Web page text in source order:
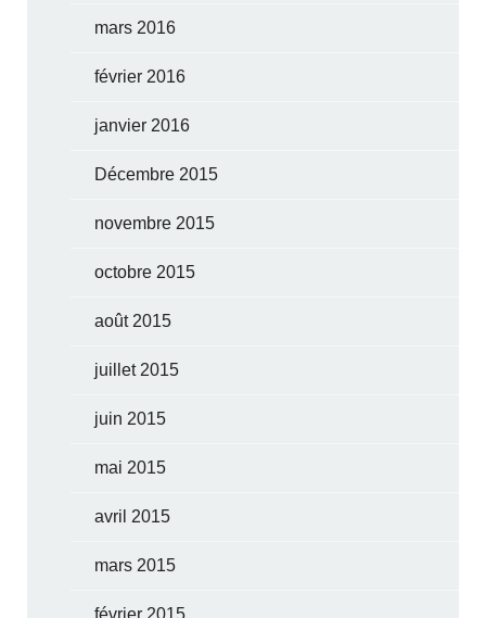
mars 2016
février 2016
janvier 2016
Décembre 2015
novembre 2015
octobre 2015
août 2015
juillet 2015
juin 2015
mai 2015
avril 2015
mars 2015
février 2015